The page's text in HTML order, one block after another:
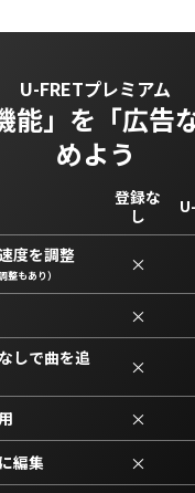
U-FRETプレミアム
能」を 「広告
めよう
登録な
し
度を調整
整もあり） ×
×
しで曲を追
×
×
編集 ×